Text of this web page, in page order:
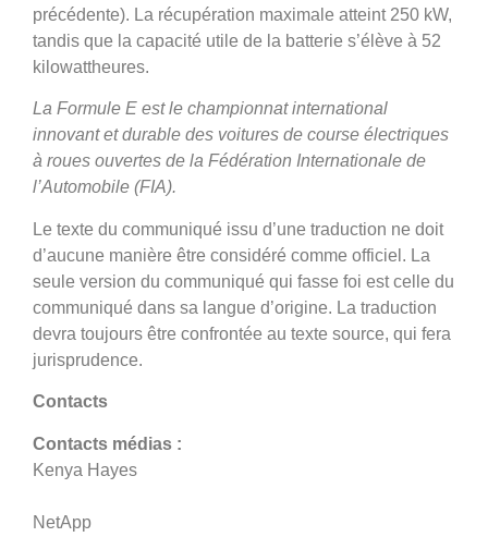
précédente). La récupération maximale atteint 250 kW,
tandis que la capacité utile de la batterie s’élève à 52
kilowattheures.
La Formule E est le championnat international
innovant et durable des voitures de course électriques
à roues ouvertes de la Fédération Internationale de
l’Automobile (FIA).
Le texte du communiqué issu d’une traduction ne doit
d’aucune manière être considéré comme officiel. La
seule version du communiqué qui fasse foi est celle du
communiqué dans sa langue d’origine. La traduction
devra toujours être confrontée au texte source, qui fera
jurisprudence.
Contacts
Contacts médias :
Kenya Hayes
NetApp